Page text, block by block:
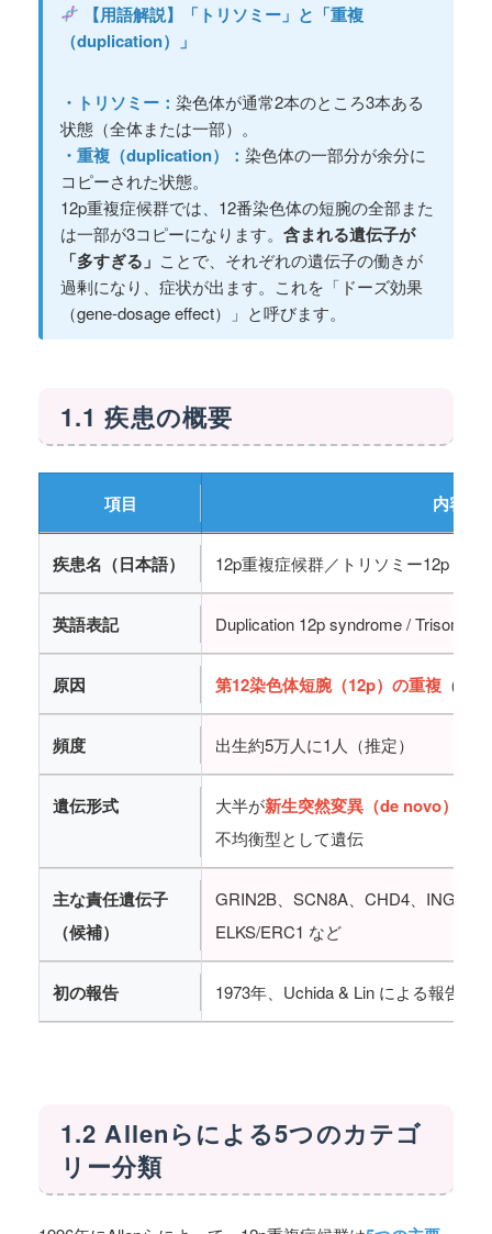
【用語解説】「トリソミー」と「重複
（duplication）」
・トリソミー： 染色体が通常2本のところ3本ある
状態（全体または一部）。
・重複（duplication）： 染色体の一部分が余分に
コピーされた状態。
12p重複症候群では、12番染色体の短腕の全部また
は一部が3コピーになります。 含まれる遺伝子が
「多すぎる」 ことで、それぞれの遺伝子の働きが
過剰になり、症状が出ます。これを「ドーズ効果
（gene-dosage effect）」と呼びます。
1.1 疾患の概要
項目 内容
疾患名（日本語） 12p重複症候群／トリソミー12p
英語表記 Duplication 12p syndrome / Trisomy
原因 第12染色体短腕（12p）の重複 （部
頻度 出生約5万人に1人（推定）
遺伝形式 大半が新生突然変異（de novo）
不均衡型として遺伝
主な責任遺伝子
（候補）
GRIN2B、SCN8A、CHD4、ING4、
ELKS/ERC1 など
初の報告 1973年、Uchida & Lin による報告
1.2 Allenらによる5つのカテゴ
リー分類